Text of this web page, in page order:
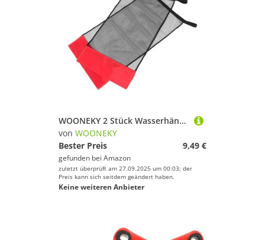
WOONEKY 2 Stück Wasserhängematte für Erwachsene und Atmungsaktive Mesh Pool Liege Robuste und Faltbare Schwimmsitzauflage für Sommerentspannung im Garten und Schwimmbad
von WOONEKY
Bester Preis
9,49 €
gefunden bei Amazon
zuletzt überprüft am 27.09.2025 um 00:03; der
Preis kann sich seitdem geändert haben.
Keine weiteren Anbieter